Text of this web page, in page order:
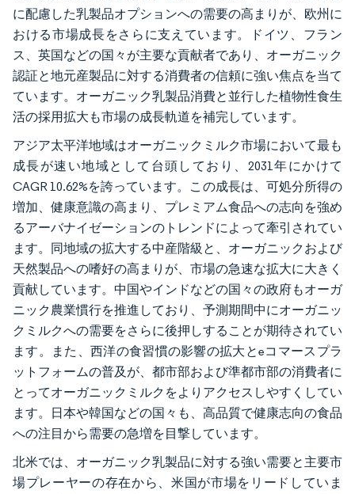
に配慮した乳製品オプションへの需要の高まりが、欧州に
おける市場成長をさらに支えています。ドイツ、フラン
ス、英国などの国々が主要な貢献者であり、オーガニック
認証と地元産製品に対する消費者の信頼に強い焦点を当て
ています。オーガニック乳製品消費と並行した植物性食生
活の採用拡大も市場の成長軌道を補完しています。
アジア太平洋地域はオーガニックミルク市場において最も
成長が速い地域として台頭しており、2031年にかけて
CAGR 10.62%を誇っています。この成長は、可処分所得の
増加、健康意識の高まり、プレミアム食品への志向を強め
るアーバナイゼーションのトレンドによって牽引されてい
ます。同地域の拡大する中産階級と、オーガニックおよび
天然製品への嗜好の高まりが、市場の急速な拡大に大きく
貢献しています。中国やインドなどの国々の政府もオーガ
ニック農業慣行を推進しており、予測期間中にオーガニッ
クミルクへの需要をさらに後押しすることが期待されてい
ます。また、西洋の食習慣の影響の拡大とeコマースプラ
ットフォームの普及が、都市部および準都市部の消費者に
とってオーガニックミルクをよりアクセスしやすくしてい
ます。日本や韓国などの国々も、高品質で健康志向の食品
への注目から需要の急増を目撃しています。
北米では、オーガニック乳製品に対する強い需要と主要市
場プレーヤーの存在から、米国が市場をリードしていま